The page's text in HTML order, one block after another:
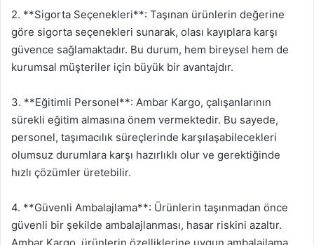
2. **Sigorta Seçenekleri**: Taşınan ürünlerin değerine
göre sigorta seçenekleri sunarak, olası kayıplara karşı
güvence sağlamaktadır. Bu durum, hem bireysel hem de
kurumsal müşteriler için büyük bir avantajdır.
3. **Eğitimli Personel**: Ambar Kargo, çalışanlarının
sürekli eğitim almasına önem vermektedir. Bu sayede,
personel, taşımacılık süreçlerinde karşılaşabilecekleri
olumsuz durumlara karşı hazırlıklı olur ve gerektiğinde
hızlı çözümler üretebilir.
4. **Güvenli Ambalajlama**: Ürünlerin taşınmadan önce
güvenli bir şekilde ambalajlanması, hasar riskini azaltır.
Ambar Kargo, ürünlerin özelliklerine uygun ambalajlama